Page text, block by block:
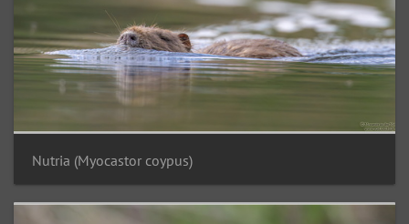
Nutria (Myocastor coypus)